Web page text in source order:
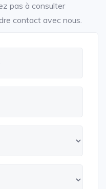
pas à consulter
contact avec nous.